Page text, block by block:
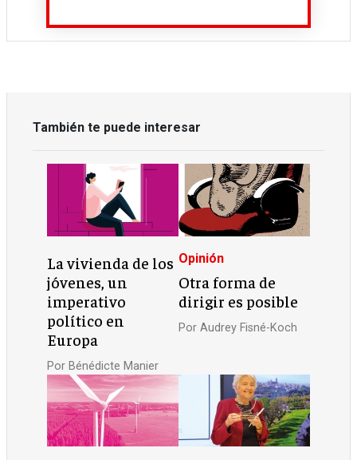
También te puede interesar
La vivienda de los
jóvenes, un
imperativo
político en
Europa
Por Bénédicte Manier
Opinión
Otra forma de
dirigir es posible
Por Audrey Fisné-Koch